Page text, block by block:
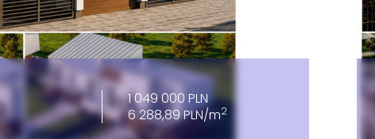
1 049 000 PLN
6 288,89 PLN/m2